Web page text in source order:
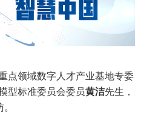
点领域数字人才产业基地专委
型标准委员会委员黄洁先生，